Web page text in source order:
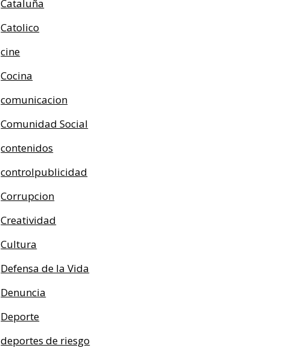
Cataluña
Catolico
cine
Cocina
comunicacion
Comunidad Social
contenidos
controlpublicidad
Corrupcion
Creatividad
Cultura
Defensa de la Vida
Denuncia
Deporte
deportes de riesgo